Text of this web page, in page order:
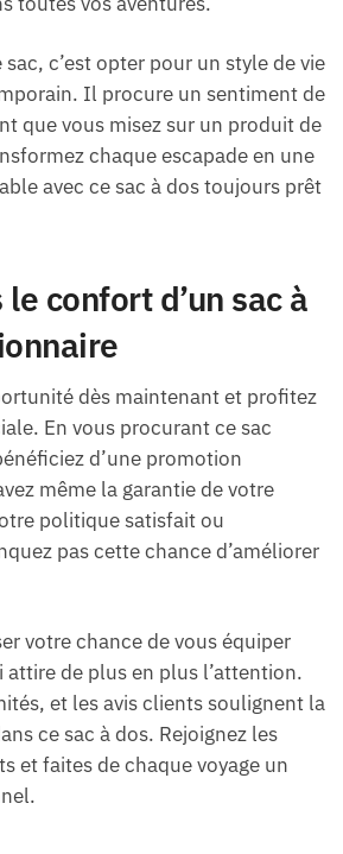
c’est opter pour un style de vie
Il procure un sentiment de
que vous misez sur un produit de
chaque escapade en une
avec ce sac à dos toujours prêt
confort d’un sac à
dès maintenant et profitez
En vous procurant ce sac
d’une promotion
même la garantie de votre
politique satisfait ou
pas cette chance d’améliorer
votre chance de vous équiper
de plus en plus l’attention.
et les avis clients soulignent la
ce sac à dos. Rejoignez les
et faites de chaque voyage un